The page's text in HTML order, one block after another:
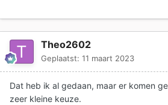
Theo2602
Geplaatst: 11 maart 2023
Dat heb ik al gedaan, maar er komen
zeer kleine keuze.